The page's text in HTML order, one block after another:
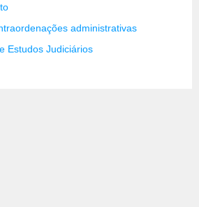
administrativas
Estudos Judiciários